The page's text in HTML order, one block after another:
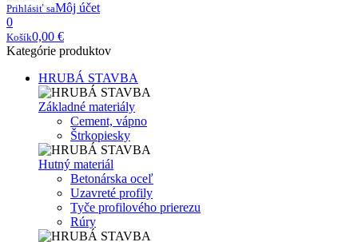
Prihlásiť saMôj účet
0
Košík0,00 €
Kategórie produktov
HRUBÁ STAVBA
Základné materiály
Cement, vápno
Štrkopiesky
Hutný materiál
Betonárska oceľ
Uzavreté profily
Tyče profilového prierezu
Rúry